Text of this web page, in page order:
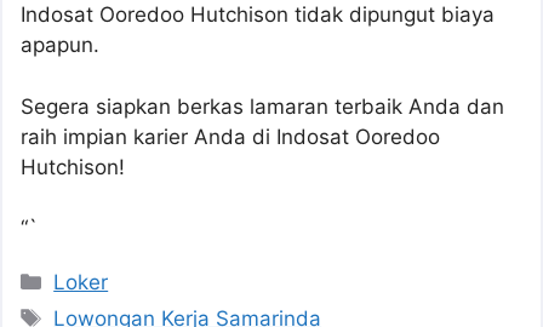
Indosat Ooredoo Hutchison tidak dipungut biaya
apapun.
Segera siapkan berkas lamaran terbaik Anda dan
raih impian karier Anda di Indosat Ooredoo
Hutchison!
“`
Kategori
Loker
Tag
Lowongan Kerja Samarinda